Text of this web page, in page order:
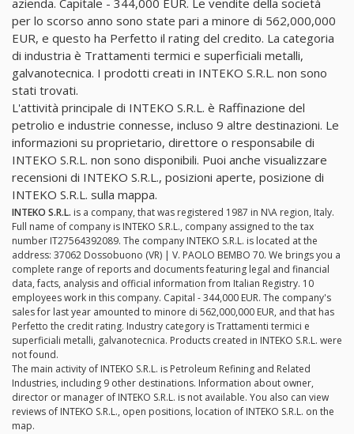
per lo scorso anno sono state pari a minore di 562,000,000
EUR, e questo ha Perfetto il rating del credito. La categoria
di industria è Trattamenti termici e superficiali metalli,
galvanotecnica. I prodotti creati in INTEKO S.R.L. non sono
stati trovati.
L'attività principale di INTEKO S.R.L. è Raffinazione del
petrolio e industrie connesse, incluso 9 altre destinazioni. Le
informazioni su proprietario, direttore o responsabile di
INTEKO S.R.L. non sono disponibili. Puoi anche visualizzare
recensioni di INTEKO S.R.L., posizioni aperte, posizione di
INTEKO S.R.L. sulla mappa.
INTEKO S.R.L. is a company, that was registered 1987 in N\A region, Italy.
Full name of company is INTEKO S.R.L., company assigned to the tax
number IT27564392089. The company INTEKO S.R.L. is located at the
address: 37062 Dossobuono (VR) | V. PAOLO BEMBO 70. We brings you a
complete range of reports and documents featuring legal and financial
data, facts, analysis and official information from Italian Registry. 10
employees work in this company. Capital - 344,000 EUR. The company's
sales for last year amounted to minore di 562,000,000 EUR, and that has
Perfetto the credit rating. Industry category is Trattamenti termici e
superficiali metalli, galvanotecnica. Products created in INTEKO S.R.L. were
not found.
The main activity of INTEKO S.R.L. is Petroleum Refining and Related
Industries, including 9 other destinations. Information about owner,
director or manager of INTEKO S.R.L. is not available. You also can view
reviews of INTEKO S.R.L., open positions, location of INTEKO S.R.L. on the
map.